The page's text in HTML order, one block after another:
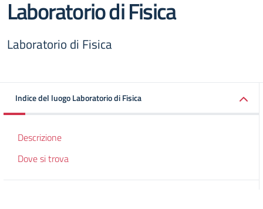
Laboratorio di Fisica
Laboratorio di Fisica
Indice del luogo Laboratorio di Fisica
Descrizione
Dove si trova